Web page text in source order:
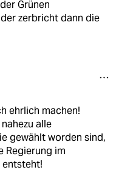
Grünen
zerbricht dann die
ehrlich machen!
alle
gewählt worden sind,
Regierung im
entsteht!